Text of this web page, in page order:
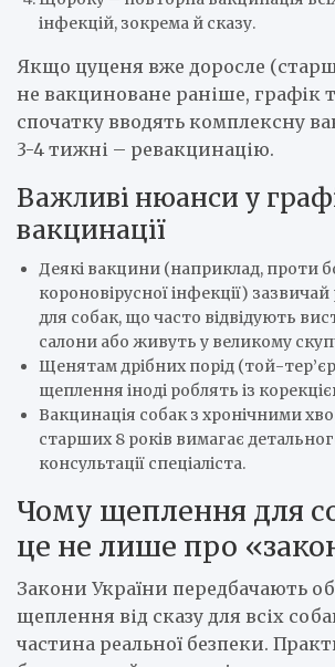
інфекцій, зокрема й сказу.
Якщо цуценя вже доросле
не вакциноване раніше, графік
спочатку вводять комплексну
3-4 тижні – ревакцинацію.
Важливі нюанси у
вакцинації
Деякі вакцини (наприклад, проти
короновірусної інфекції)
для собак, що часто відвідують
салони або живуть у великому
Щенятам дрібних порід (той-
щеплення іноді роблять із
Вакцинація собак з хронічними
старших 8 років вимагає
консультації спеціаліста.
Чому щеплення для
це не лише про
Закони України передбачають
щеплення від сказу для всіх
частина реальної безпеки.